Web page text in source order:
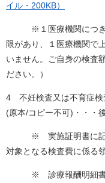
イル・200KB）
※１医療機関につき１
限があり、１医療機関で
いません。ご自身の検査
ださい。）
4 不妊検査又は不育症検
(原本/コピー不可)・・・
※ 実施証明書に記載
対象となる検査費に係る
※ 診療報酬明細書